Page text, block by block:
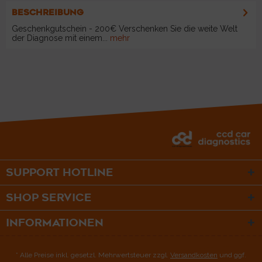
BESCHREIBUNG
Geschenkgutschein - 200€ Verschenken Sie die weite Welt
der Diagnose mit einem...
mehr
SUPPORT HOTLINE
SHOP SERVICE
INFORMATIONEN
* Alle Preise inkl. gesetzl. Mehrwertsteuer zzgl. Versandkosten und ggf.